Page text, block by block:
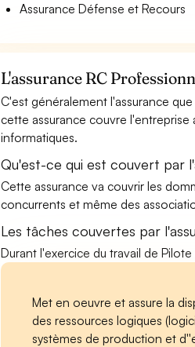
Assurance Défense et Recours
L'assurance RC
C'est généralement l'assurance
cette assurance couvre l'entreprise
informatiques.
Qu'est-ce qui est couvert par
Cette assurance va couvrir les
concurrents et même des
Les tâches couvertes par
Durant l'exercice du travail de
Met en oeuvre et assure la
des ressources logiques
systèmes de production et